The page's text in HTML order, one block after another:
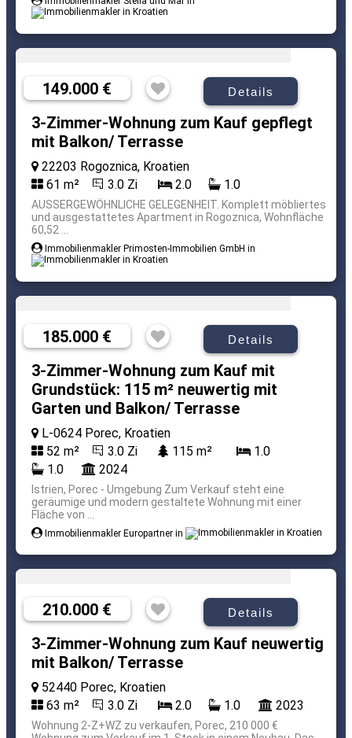
149.000 € Details
3-Zimmer-Wohnung zum Kauf gepflegt
mit Balkon/ Terrasse
22203 Rogoznica, Kroatien
61 m²
3.0 Zi 2.0 1.0
AUSSERGEWÖHNLICHE GELEGENHEIT. Komplett möbliertes
und ausgestattetes Apartment in Rogoznica, Wohnfläche
60,52 ...
Immobilienmakler Primosten-Immobilien GmbH in
185.000 € Details
3-Zimmer-Wohnung zum Kauf mit
Grundstück: 115 m² neuwertig mit
Garten und Balkon/ Terrasse
L-0624 Porec, Kroatien
52 m²
3.0 Zi 115 m²
1.0
1.0
2024
Istrien, Porec - Umgebung Zum Verkauf steht eine
geräumige und modern gestaltete Wohnung mit einer
Fläche von ...
Immobilienmakler Europartner in
210.000 € Details
3-Zimmer-Wohnung zum Kauf neuwertig
mit Balkon/ Terrasse
52440 Porec, Kroatien
63 m²
3.0 Zi 2.0 1.0 2023
Wohnung 2-Z+WZ zu verkaufen, Porec, 210 000 €